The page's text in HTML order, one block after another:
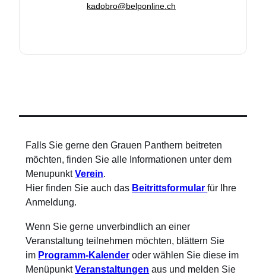
kadobro@belponline.ch
Falls Sie gerne den Grauen Panthern beitreten
möchten, finden Sie alle Informationen unter dem
MenupunktVerein.
Hier finden Sie auch das Beitrittsformular für Ihre
Anmeldung.
Wenn Sie gerne unverbindlich an einer
Veranstaltung teilnehmen möchten, blättern Sie
im Programm-Kalender oder wählen Sie diese im
MenüpunktVeranstaltungen aus und melden Sie